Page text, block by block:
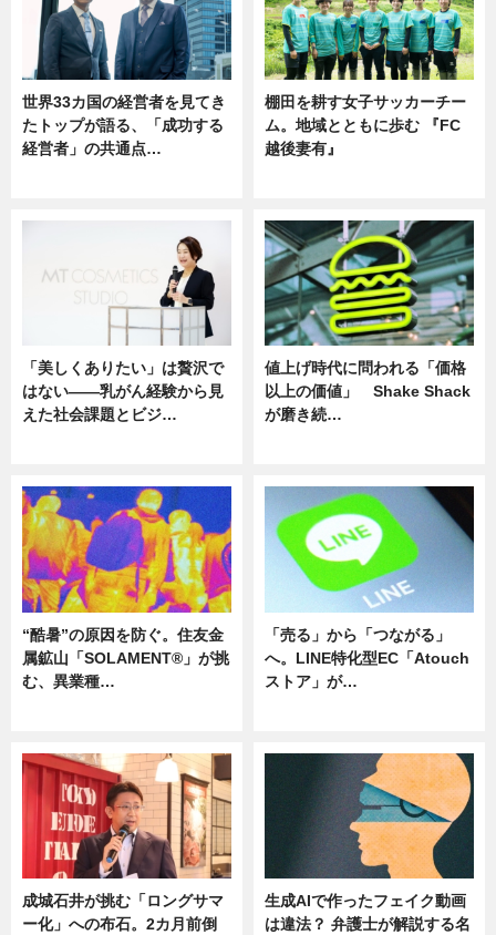
世界33カ国の経営者を見てき
たトップが語る、「成功する
経営者」の共通点…
棚田を耕す女子サッカーチー
ム。地域とともに歩む 『FC
越後妻有』
「美しくありたい」は贅沢で
はない――乳がん経験から見
えた社会課題とビジ…
値上げ時代に問われる「価格
以上の価値」 Shake Shack
が磨き続…
“酷暑”の原因を防ぐ。住友金
属鉱山「SOLAMENT®」が挑
む、異業種…
「売る」から「つながる」
へ。LINE特化型EC「Atouch
ストア」が…
成城石井が挑む「ロングサマ
ー化」への布石。2カ月前倒
生成AIで作ったフェイク動画
は違法？ 弁護士が解説する名